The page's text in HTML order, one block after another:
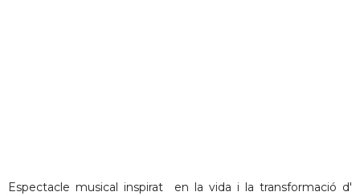
Espectacle musical inspirat en la vida i la transformació d'